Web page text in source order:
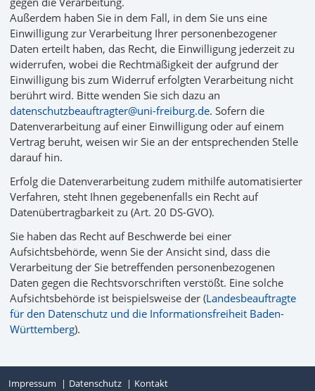
Außerdem haben Sie in dem Fall, in dem Sie uns eine
Einwilligung zur Verarbeitung Ihrer personenbezogener
Daten erteilt haben, das Recht, die Einwilligung jederzeit zu
widerrufen, wobei die Rechtmäßigkeit der aufgrund der
Einwilligung bis zum Widerruf erfolgten Verarbeitung nicht
berührt wird. Bitte wenden Sie sich dazu an
datenschutzbeauftragter@uni-freiburg.de. Sofern die
Datenverarbeitung auf einer Einwilligung oder auf einem
Vertrag beruht, weisen wir Sie an der entsprechenden Stelle
darauf hin.
Erfolg die Datenverarbeitung zudem mithilfe automatisierter
Verfahren, steht Ihnen gegebenenfalls ein Recht auf
Datenübertragbarkeit zu (Art. 20 DS-GVO).
Sie haben das Recht auf Beschwerde bei einer
Aufsichtsbehörde, wenn Sie der Ansicht sind, dass die
Verarbeitung der Sie betreffenden personenbezogenen
Daten gegen die Rechtsvorschriften verstößt. Eine solche
Aufsichtsbehörde ist beispielsweise der (Landesbeauftragte
für den Datenschutz und die Informationsfreiheit Baden-
Württemberg).
Impressum Datenschutz Kontakt